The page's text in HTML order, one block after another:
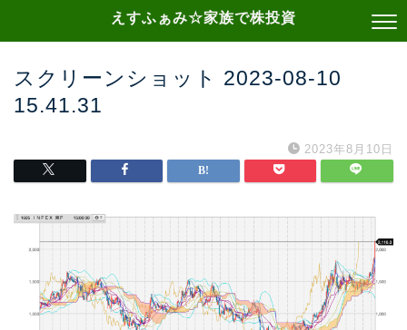
えすふぁみ☆家族で株投資
スクリーンショット 2023-08-10
15.41.31
2023年8月10日